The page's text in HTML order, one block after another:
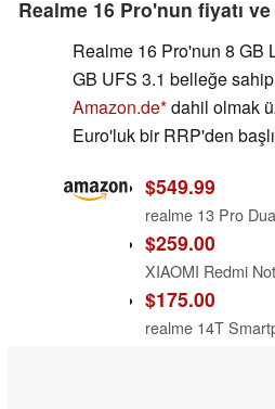
Realme 16 Pro'nun fiyatı
Realme 16 Pro'nun 8 GB
GB UFS 3.1 belleğe sahip
Amazon.de dahil olmak
Euro'luk bir RRP'den
$549.99
$259.00
$175.00
realme 14T